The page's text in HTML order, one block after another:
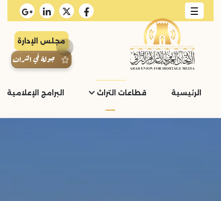
☰
مجلس الإدارة
جولة في التراث
الرئيسية قطاعات التراث البرامج الإعلامية